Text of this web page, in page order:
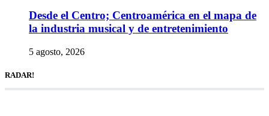
Desde el Centro; Centroamérica en el mapa de
la industria musical y de entretenimiento
5 agosto, 2026
RADAR!